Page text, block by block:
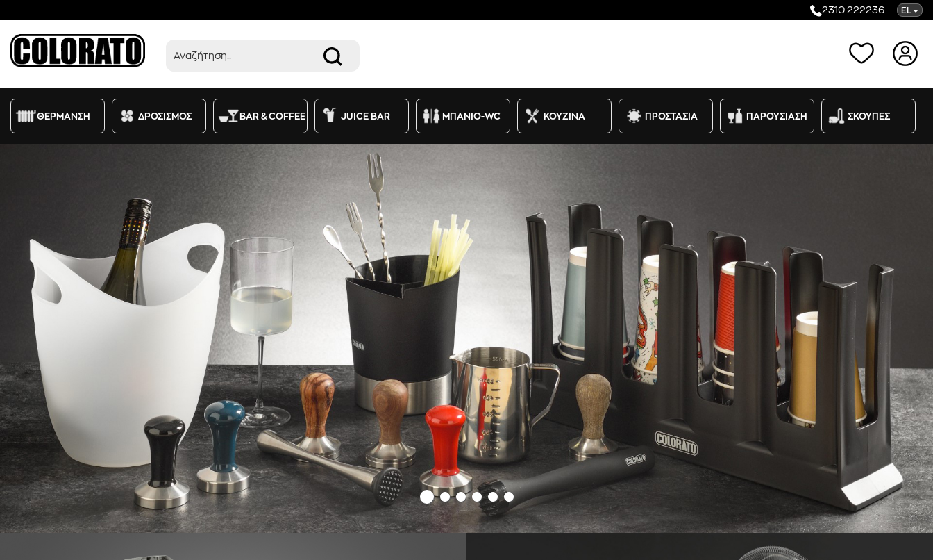
2310 222236 EL
Προϊόντα Κατηγορίες
ΘΕΡΜΑΝΣΗ ΔΡΟΣΙΣΜΟΣ BAR & COFFEE JUICE BAR ΜΠΑΝΙΟ-WC ΚΟΥΖΙΝΑ ΠΡΟΣΤΑΣΙΑ ΠΑΡΟΥΣΙΑΣΗ ΣΚΟΥΠΕΣ